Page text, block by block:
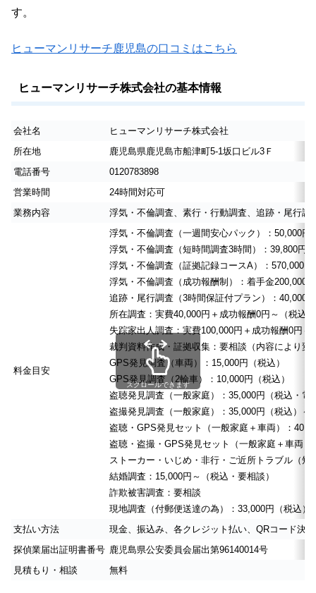
す。
ヒューマンリサーチ鹿児島の口コミはこちら
ヒューマンリサーチ株式会社の基本情報
会社名
ヒューマンリサーチ株式会社
所在地
鹿児島県鹿児島市船津町5-1坂口ビル3Ｆ
電話番号
0120783898
営業時間
24時間対応可
業務内容
浮気・不倫調査、素行・行動調査、追跡・尾行
料金目安
浮気・不倫調査（一週間安心パック）：50,000円
浮気・不倫調査（短時間調査3時間）：39,800円
浮気・不倫調査（証拠記録コースA）：570,000
浮気・不倫調査（成功報酬制）：着手金200,000
追跡・尾行調査（3時間保証付プラン）：40,000
所在調査：実費40,000円＋成功報酬0円～（税込）
失踪家出人調査：実費100,000円＋成功報酬0円～
裁判資料作成・証拠収集：要相談（内容により変
GPS発見調査（車両）：15,000円（税込）
GPS発見調査（2輪車）：10,000円（税込）
盗聴発見調査（一般家庭）：35,000円（税込・電
盗撮発見調査（一般家庭）：35,000円（税込）～
盗聴・GPS発見セット（一般家庭＋車両）：
盗聴・盗撮・GPS発見セット（一般家庭＋車両）
ストーカー・いじめ・非行・ご近所トラブル（
結婚調査：15,000円～（税込・要相談）
詐欺被害調査：要相談
現地調査（付郵便送達の為）：33,000円（税込）
支払い方法
現金、振込み、各クレジット払い、QRコード決
探偵業届出証明書番号 鹿児島県公安委員会届出第96140014号
見積もり・相談
無料
スクロールできます